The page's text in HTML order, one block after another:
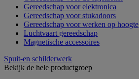
Gereedschap voor elektronica
Gereedschap voor stukadoors
Gereedschap voor werken op hoogte
Luchtvaart gereedschap
Magnetische accessoires
Spuit-en schilderwerk
Bekijk de hele productgroep